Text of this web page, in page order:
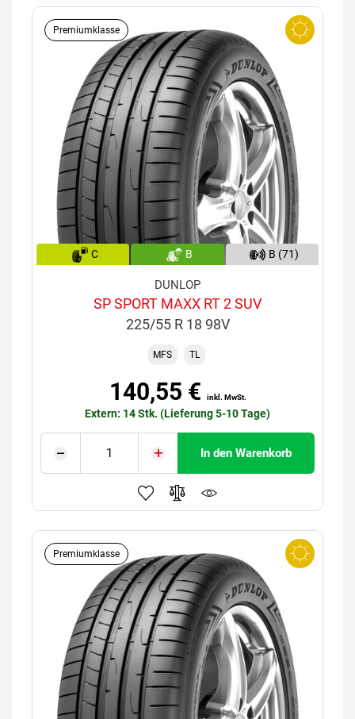
Premiumklasse
C B B (71)
DUNLOP
SP SPORT MAXX RT 2 SUV
225/55 R 18 98V
MFS TL
140,55 € inkl. MwSt.
Extern: 14 Stk. (Lieferung 5-10 Tage)
In den Warenkorb
Premiumklasse